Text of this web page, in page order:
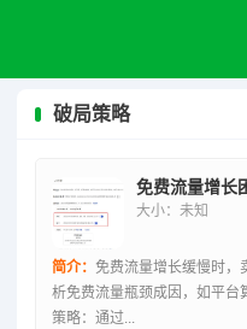
破局策略
大小：未知
简介： 免费流量增长缓慢时，
析免费流量瓶颈成因，如平台
策略：通过...